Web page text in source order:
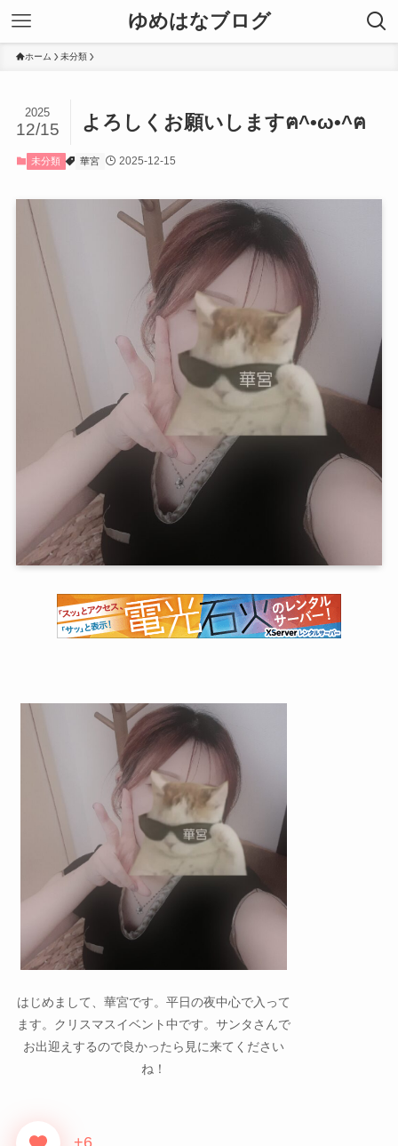
ゆめはなブログ
ホーム 未分類
よろしくお願いしますฅ^•ω•^ฅ
2025
12/15
未分類 華宮 2025-12-15
はじめまして、華宮です。平日の夜中心で入って
ます。クリスマスイベント中です。サンタさんで
お出迎えするので良かったら見に来てください
ね！